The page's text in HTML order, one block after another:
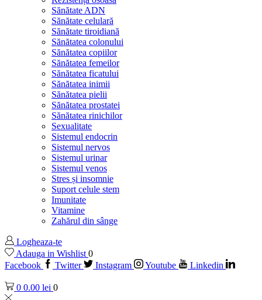
Sănătate ADN
Sănătate celulară
Sănătate tiroidiană
Sănătatea colonului
Sănătatea copiilor
Sănătatea femeilor
Sănătatea ficatului
Sănătatea inimii
Sănătatea pielii
Sănătatea prostatei
Sănătatea rinichilor
Sexualitate
Sistemul endocrin
Sistemul nervos
Sistemul urinar
Sistemul venos
Stres și insomnie
Suport celule stem
Imunitate
Vitamine
Zahărul din sânge
Logheaza-te
Adauga in Wishlist 0
Facebook
Twitter Instagram Youtube Linkedin
0 0.00 lei 0